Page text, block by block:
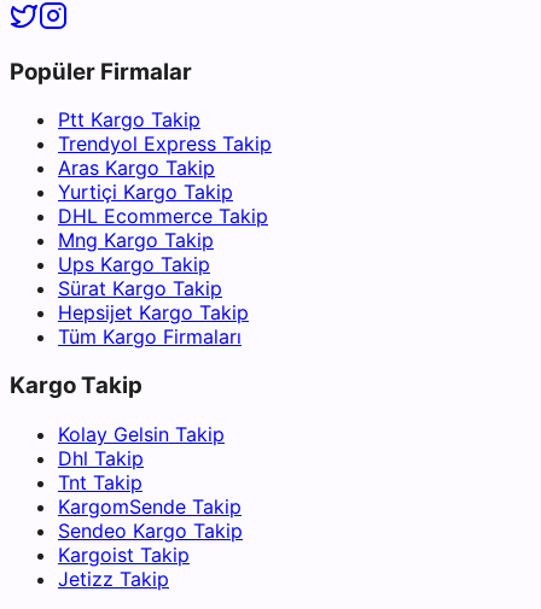
Popüler Firmalar
Ptt Kargo Takip
Trendyol Express Takip
Aras Kargo Takip
Yurtiçi Kargo Takip
DHL Ecommerce Takip
Mng Kargo Takip
Ups Kargo Takip
Sürat Kargo Takip
Hepsijet Kargo Takip
Tüm Kargo Firmaları
Kargo Takip
Kolay Gelsin Takip
Dhl Takip
Tnt Takip
KargomSende Takip
Sendeo Kargo Takip
Kargoist Takip
Jetizz Takip